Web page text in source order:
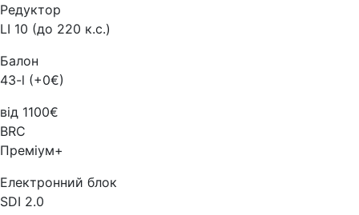
Редуктор
LI 10 (до 220 к.с.)
Балон
43-l (+0€)
від 1100€
BRC
Преміум+
Електронний блок
SDI 2.0